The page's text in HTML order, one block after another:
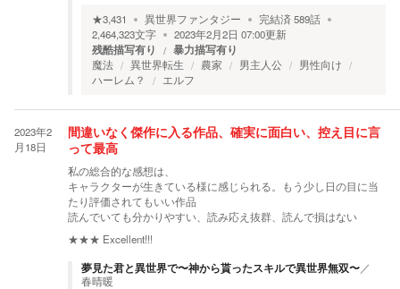
★3,431 異世界ファンタジー 完結済589話
2,464,323文字 2023年2月2日 07:00更新
残酷描写有り 暴力描写有り
魔法 異世界転生 農家 男主人公
男性向け
ハーレム？
エルフ
2023年2
月18日
間違いなく傑作に入る作品、確実に面白い、控え目に言
って最高
私の総合的な感想は、
キャラクターが生きている様に感じられる。もう少し日の目に当
たり評価されてもいい作品
読んでいても分かりやすい、読み応え抜群、読んで損はない
★★★ Excellent!!!
夢見た君と異世界で〜神から貰ったスキルで異世界無双〜／
春晴暖